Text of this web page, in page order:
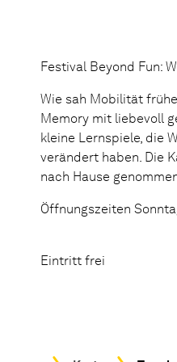
Festival Beyond Fun:
Wie sah Mobilität
Memory mit liebevoll
kleine Lernspiele, die
verändert haben. Die
nach Hause
Öffnungszeiten
Eintritt frei